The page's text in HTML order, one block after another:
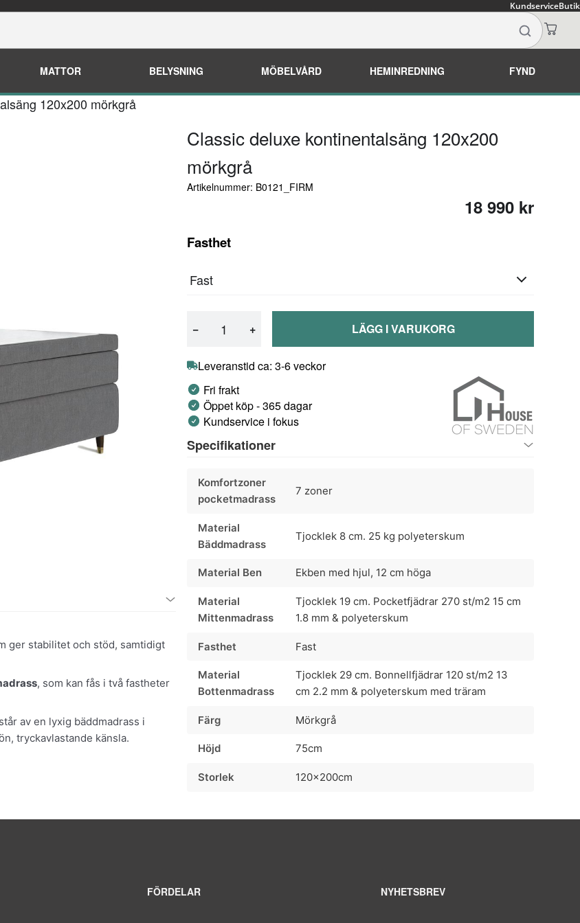
KundserviceButik
MATTOR BELYSNING MÖBELVÅRD HEMINREDNING FYND
120x200 mörkgrå
ger stabilitet och stöd, samtidigt
, som kan fås i två fastheter
av en lyxig bäddmadrass i
tryckavlastande känsla.
Classic deluxe kontinentalsäng 120x200
mörkgrå
Artikelnummer: B0121_FIRM
18 990 kr
Fasthet
Fast
− + LÄGG I VARUKORG
Leveranstid ca: 3-6 veckor
Fri frakt
Öppet köp - 365 dagar
Kundservice i fokus
Specifikationer
Komfortzoner
pocketmadrass
7 zoner
Material
Bäddmadrass
Tjocklek 8 cm. 25 kg polyeterskum
Material Ben Ekben med hjul, 12 cm höga
Material
Mittenmadrass
Tjocklek 19 cm. Pocketfjädrar 270 st/m2 15 cm
1.8 mm & polyeterskum
Fasthet Fast
Material
Bottenmadrass
Tjocklek 29 cm. Bonnellfjädrar 120 st/m2 13
cm 2.2 mm & polyeterskum med träram
Färg Mörkgrå
Höjd 75cm
Storlek 120x200cm
FÖRDELAR NYHETSBREV